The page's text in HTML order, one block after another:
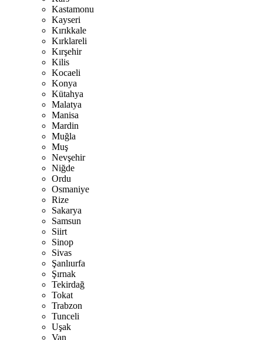
Kastamonu
Kayseri
Kırıkkale
Kırklareli
Kırşehir
Kilis
Kocaeli
Konya
Kütahya
Malatya
Manisa
Mardin
Muğla
Muş
Nevşehir
Niğde
Ordu
Osmaniye
Rize
Sakarya
Samsun
Siirt
Sinop
Sivas
Şanlıurfa
Şırnak
Tekirdağ
Tokat
Trabzon
Tunceli
Uşak
Van